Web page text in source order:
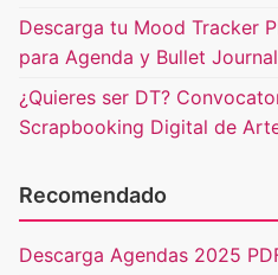
Descarga tu Mood Tracker
para Agenda y Bullet Journal
¿Quieres ser DT?
Scrapbooking Digital de
Recomendado
Descarga Agendas 2025